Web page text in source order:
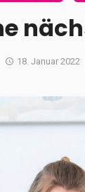
18. Januar 2022